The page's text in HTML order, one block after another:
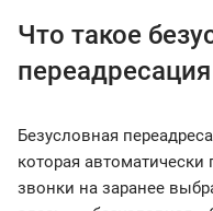
Что такое
переадресация
Безусловная
которая
звонки на заранее